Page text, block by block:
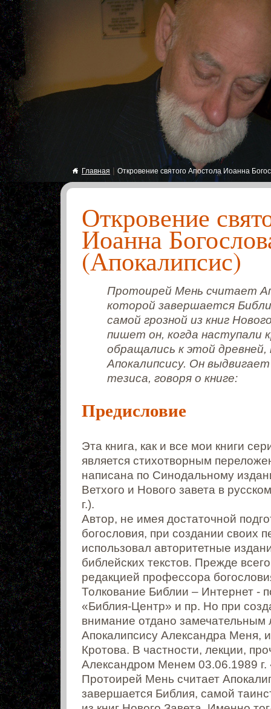
Главная | Откровение святого Апостола Иоанна
Откровение
Иоанна
(Апокалипсис)
Протоирей Мень считает
которой завершается
самой грозной из книг
пишет он, когда наступали
обращались к этой древней,
Апокалипсису. Он
тезиса, говоря о книге:
Предисловие
Эта книга, как и все мои книги
является стихотворным
написана по Синодальному
Ветхого и Нового завета в
г.).
Автор, не имея достаточной
богословия, при создании своих
использовал авторитетные
библейских текстов. Прежде
редакцией профессора
Толкование Библии – Интернет -
«Библия-Центр» и пр. Но при
внимание отдано замечательным
Апокалипсису Александра Меня,
Кротова. В частности, лекции,
Александром Менем 03.06.1989 г.
Протоирей Мень считает
завершается Библия, самой